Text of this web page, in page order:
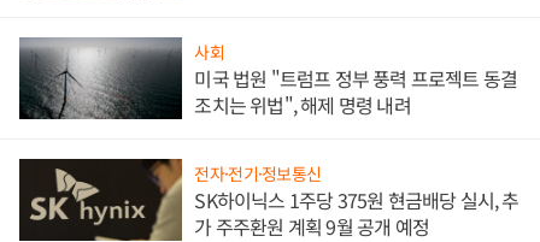
사회
미국 법원 "트럼프 정부 풍력 프로젝트 동결
조치는 위법", 해제 명령 내려
전자·전기·정보통신
SK하이닉스 1주당 375원 현금배당 실시, 추
가 주주환원 계획 9월 공개 예정